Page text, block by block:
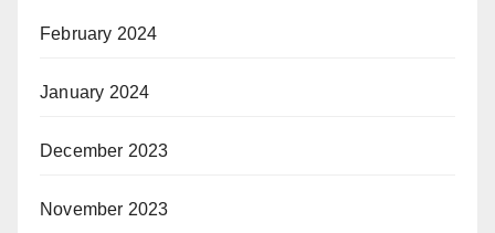
February 2024
January 2024
December 2023
November 2023